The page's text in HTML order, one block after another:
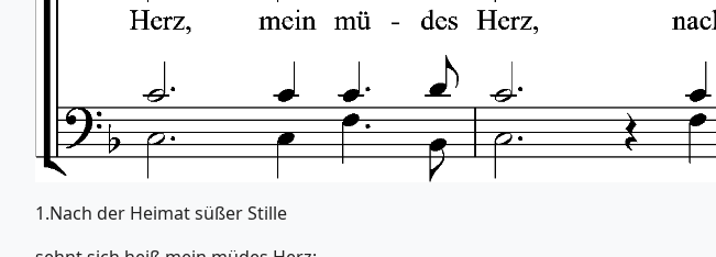
1.Nach der Heimat süßer Stille